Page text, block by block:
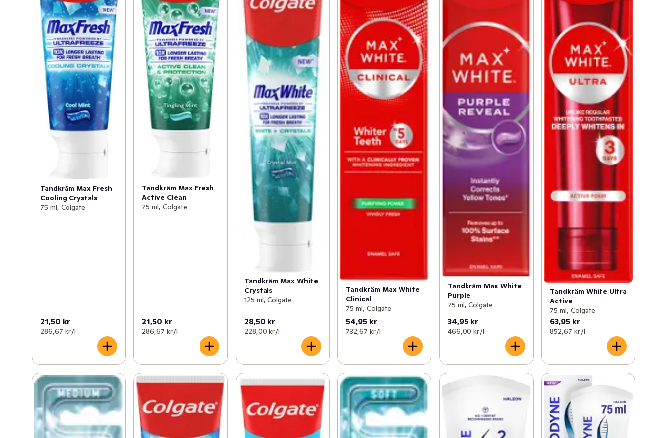
Tandkräm Max Fresh
Cooling Crystals
75 ml, Colgate
21,50 kr
286,67 kr /l
Tandkräm Max Fresh
Active Clean
75 ml, Colgate
21,50 kr
286,67 kr /l
Tandkräm Max White
Crystals
125 ml, Colgate
28,50 kr
228,00 kr /l
Tandkräm Max White
Clinical
75 ml, Colgate
54,95 kr
732,67 kr /l
Tandkräm Max White
Purple
75 ml, Colgate
34,95 kr
466,00 kr /l
Tandkräm White Ultra
Active
75 ml, Colgate
63,95 kr
852,67 kr /l